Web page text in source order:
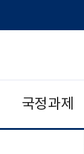
국정과제